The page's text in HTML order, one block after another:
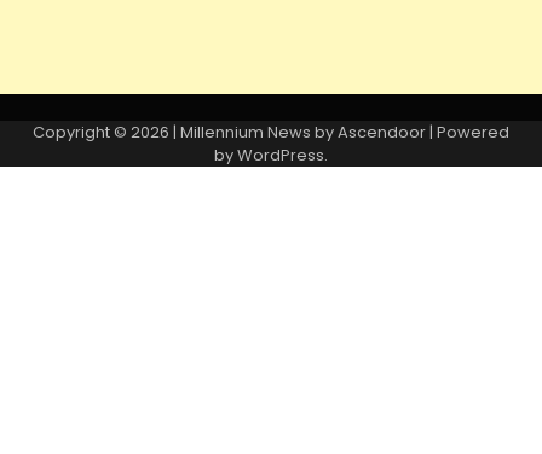
Copyright © 2026 | Millennium News byAscendoor | Powered
byWordPress.